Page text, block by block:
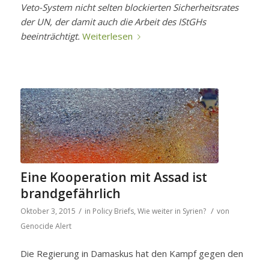
Veto-System nicht selten blockierten Sicherheitsrates
der UN, der damit auch die Arbeit des IStGHs
beeinträchtigt. Weiterlesen
Eine Kooperation mit Assad ist
brandgefährlich
Oktober 3, 2015 / in Policy Briefs, Wie weiter in Syrien? / von
Genocide Alert
Die Regierung in Damaskus hat den Kampf gegen den